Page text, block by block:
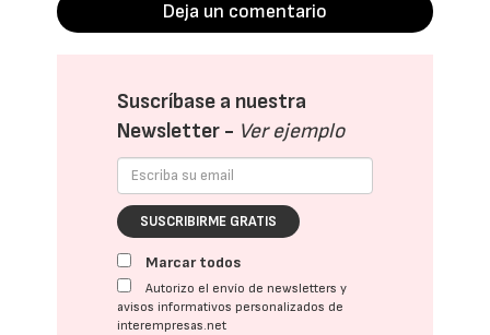
Deja un comentario
Suscríbase a nuestra
Newsletter - Ver ejemplo
SUSCRIBIRME GRATIS
Marcar todos
Autorizo el envío de newsletters y
avisos informativos personalizados de
interempresas.net